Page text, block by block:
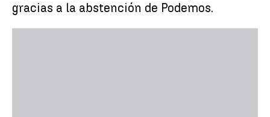
gracias a la abstención de Podemos.